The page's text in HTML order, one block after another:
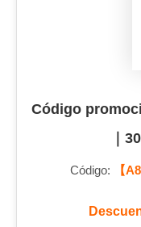
Código
｜
Código: 【